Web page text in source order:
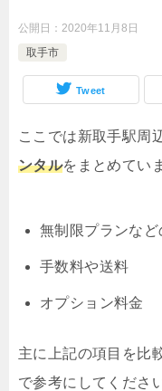
公開日： 2020年11月8日
取手市
Tweet
ここでは新取手駅周
ンタルをまとめてい
無制限プランなど
手数料や送料
オプション料金
主に上記の項目を比
で参考にしてくださ